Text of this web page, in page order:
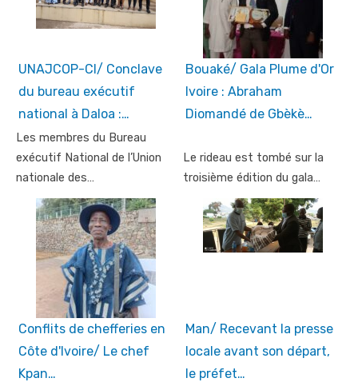
UNAJCOP-CI/ Conclave
du bureau exécutif
national à Daloa :…
Les membres du Bureau
exécutif National de l’Union
nationale des…
Bouaké/ Gala Plume d'Or
Ivoire : Abraham
Diomandé de Gbèkè…
Le rideau est tombé sur la
troisième édition du gala…
Conflits de chefferies en
Côte d'Ivoire/ Le chef
Kpan…
Man/ Recevant la presse
locale avant son départ,
le préfet…